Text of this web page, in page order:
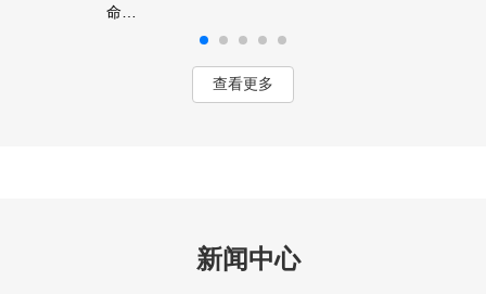
命…
查看更多
新闻中心